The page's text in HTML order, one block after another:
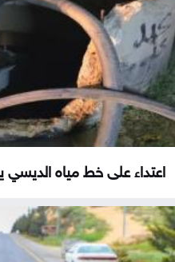
اعتداء على خط مياه الديسي